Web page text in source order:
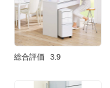
総合評価 3.9